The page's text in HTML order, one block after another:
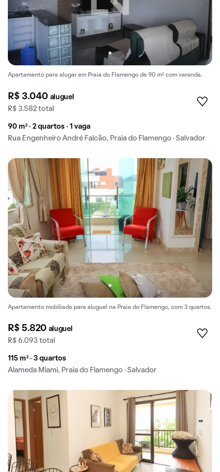
Apartamento para alugar em Praia do Flamengo de 90 m² com varanda.
R$ 3.040 aluguel
R$ 3.582 total
90 m² · 2 quartos · 1 vaga
Rua Engenheiro André Falcão, Praia do Flamengo · Salvador
Apartamento mobiliado para aluguel na Praia do Flamengo, com 3 quartos.
R$ 5.820 aluguel
R$ 6.093 total
115 m² · 3 quartos
Alameda Miami, Praia do Flamengo · Salvador